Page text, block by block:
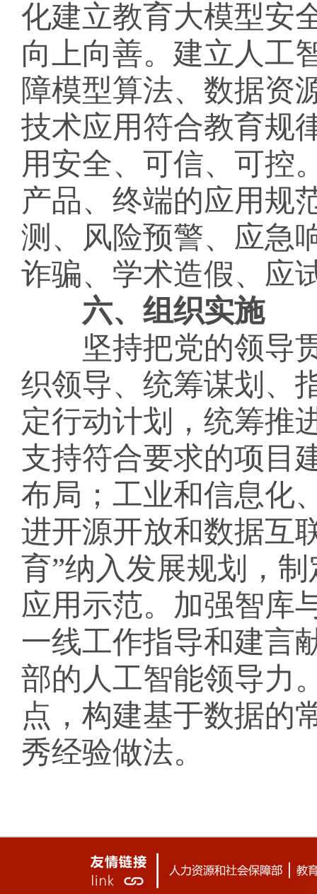
化建立教育大模型安
向上向善。建立人工
障模型算法、数据资
技术应用符合教育规
用安全、可信、可控
产品、终端的应用规
测、风险预警、应急
诈骗、学术造假、应
六、组织实施
坚持把党的领导
织领导、统筹谋划、
定行动计划，统筹推
支持符合要求的项目
布局；工业和信息化
进开源开放和数据互
育”纳入发展规划，
应用示范。加强智库
一线工作指导和建言
部的人工智能领导力
点，构建基于数据的
秀经验做法。